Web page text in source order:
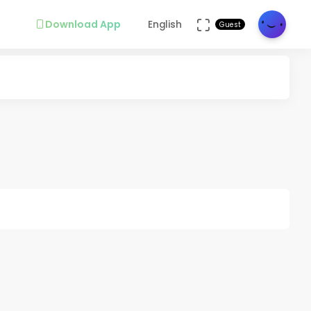
Download App English Guest